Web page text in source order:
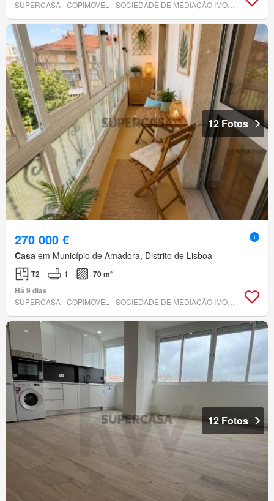
12 Fotos
270 000 €
Casa em Município de Amadora, Distrito de Lisboa
T2 1
70 m²
Há 9 dias
12 Fotos